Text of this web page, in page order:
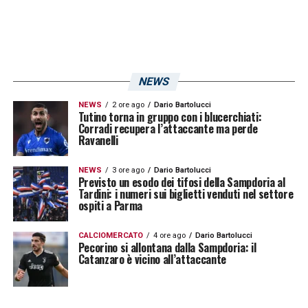
YEPES
– Prestazione sottotono dello
spagnolo, non riesce a servire bene il reparto
offensivo e viene spesso bloccato dagli
avversari.
BERUATTO 5– Incide poco sulla fascia
offre poca spinta e non riesce a scodellare
tanti palloni in attacco. Prova negativa
DEPAOLI
NEWS
NEWS 2 ore ago Dario Bartolucci
Tutino torna in gruppo con i blucerchiati:
Corradi recupera l’attaccante ma perde
Ravanelli
NEWS 3 ore ago Dario Bartolucci
Previsto un esodo dei tifosi della Sampdoria al
Tardini: i numeri sui biglietti venduti nel settore
ospiti a Parma
CALCIOMERCATO 4 ore ago Dario Bartolucci
Pecorino si allontana dalla Sampdoria: il
Catanzaro è vicino all’attaccante